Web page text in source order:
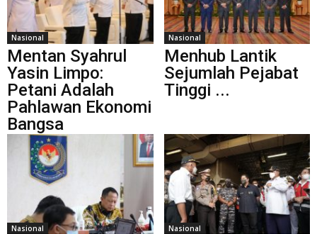
Nasional
Mentan Syahrul
Yasin Limpo:
Petani Adalah
Pahlawan Ekonomi
Bangsa
Nasional
Menhub Lantik
Sejumlah Pejabat
Tinggi ...
Nasional Nasional